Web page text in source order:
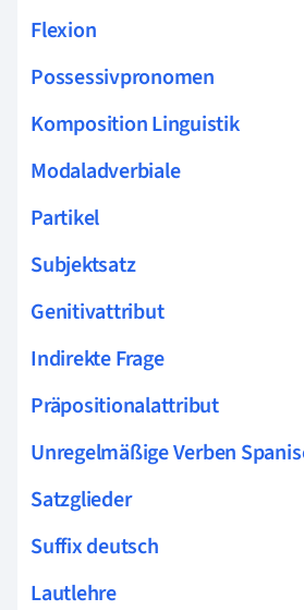
Flexion
Possessivpronomen
Komposition Linguistik
Modaladverbiale
Partikel
Subjektsatz
Genitivattribut
Indirekte Frage
Präpositionalattribut
Unregelmäßige Verben
Satzglieder
Suffix deutsch
Lautlehre